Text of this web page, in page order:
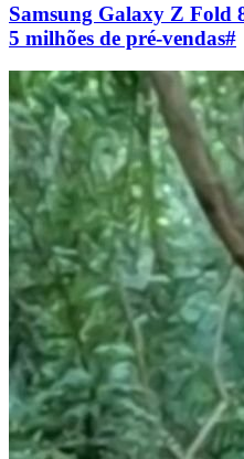
Samsung Galaxy Z Fold
5 milhões de pré-vendas#